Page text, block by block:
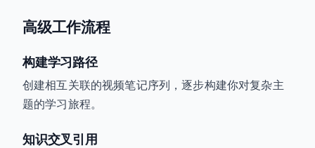
高级工作流程
构建学习路径
创建相互关联的视频笔记序列，逐步构建你对复杂主
题的学习旅程。
知识交叉引用